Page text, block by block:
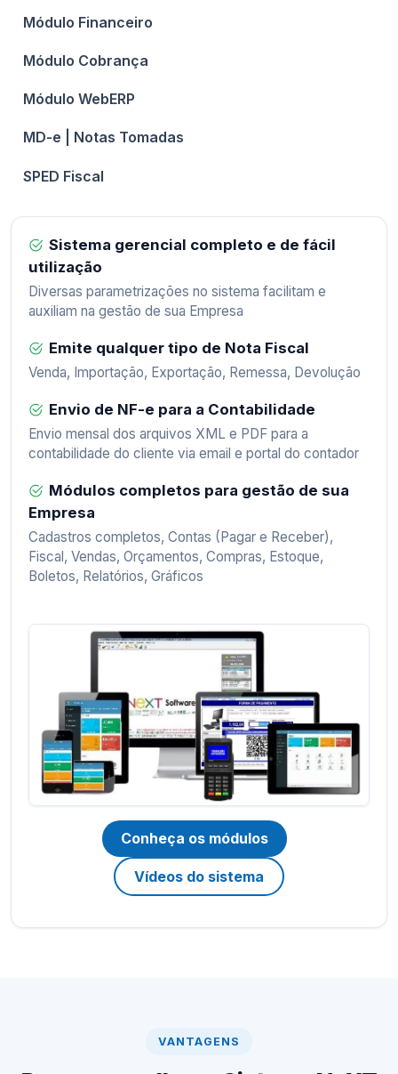
Módulo Financeiro
Módulo Cobrança
Módulo WebERP
MD-e | Notas Tomadas
SPED Fiscal
Sistema gerencial completo e de fácil
utilização
Diversas parametrizações no sistema facilitam e
auxiliam na gestão de sua Empresa
Emite qualquer tipo de Nota Fiscal
Venda, Importação, Exportação, Remessa, Devolução
Envio de NF-e para a Contabilidade
Envio mensal dos arquivos XML e PDF para a
contabilidade do cliente via email e portal do contador
Módulos completos para gestão de sua
Empresa
Cadastros completos, Contas (Pagar e Receber),
Fiscal, Vendas, Orçamentos, Compras, Estoque,
Boletos, Relatórios, Gráficos
Conheça os módulos
Vídeos do sistema
VANTAGENS